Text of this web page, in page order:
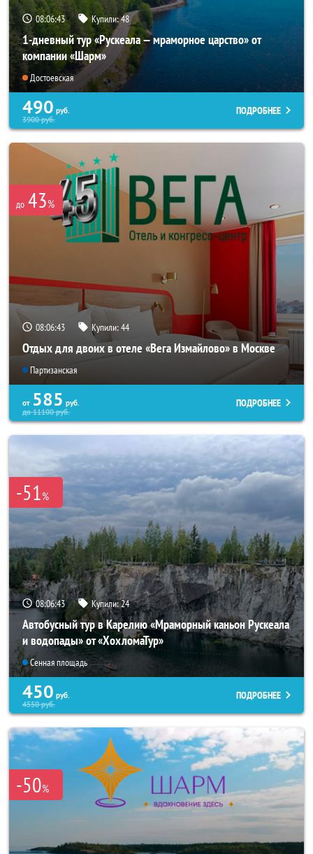
08:06:40 Купили:48
1-дневный тур «Рускеала — мраморное царство» от
компании «Шарм»
Достоевская
490 руб.
3900руб.
ПОДРОБНЕЕ
до 43%
08:06:40 Купили:44
Отдых для двоих в отеле «Вега Измайлово» в Москве
Партизанская
от 585 руб.
до11100руб.
ПОДРОБНЕЕ
-51%
08:06:40 Купили:24
Автобусный тур в Карелию «Мраморный каньон Рускеала
и водопады» от «ХохломаТур»
Сенная площадь
450 руб.
4550руб.
ПОДРОБНЕЕ
-50%